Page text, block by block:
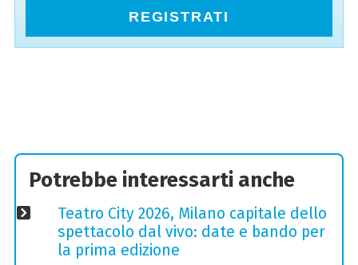
REGISTRATI
Potrebbe interessarti anche
Teatro City 2026, Milano capitale dello
spettacolo dal vivo: date e bando per
la prima edizione